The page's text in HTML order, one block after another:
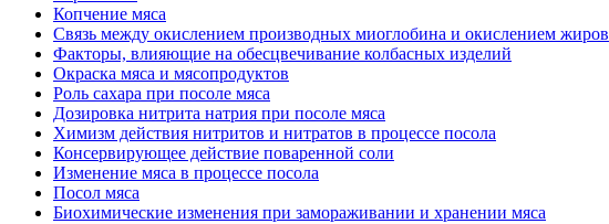
Копчение мяса
Связь между окислением производных миоглобина и окислением жиров
Факторы, влияющие на обесцвечивание колбасных изделий
Окраска мяса и мясопродуктов
Роль сахара при посоле мяса
Дозировка нитрита натрия при посоле мяса
Химизм действия нитритов и нитратов в процессе посола
Консервирующее действие поваренной соли
Изменение мяса в процессе посола
Посол мяса
Биохимические изменения при замораживании и хранении мяса